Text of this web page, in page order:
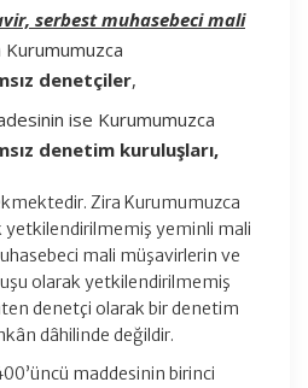
serbest muhasebeci mali
denetçiler,
ise Kurumumuzca
denetim kuruluşları,
Zira Kurumumuzca
yetkilendirilmemiş yeminli mali
mali müşavirlerin ve
olarak yetkilendirilmemiş
denetçi olarak bir denetim
dâhilinde değildir.
maddesinin birinci